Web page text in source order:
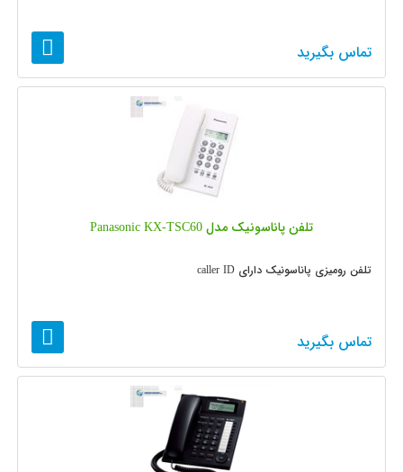
تماس بگیرید
تلفن پاناسونیک مدل Panasonic KX-TSC60
تلفن رومیزی پاناسونیک دارای caller ID
تماس بگیرید